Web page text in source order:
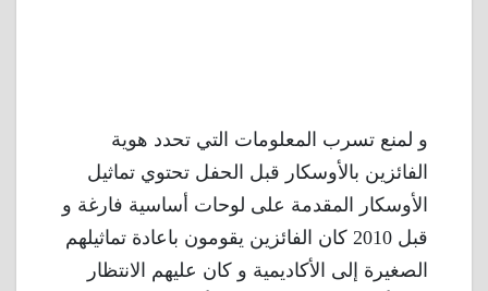
و لمنع تسرب المعلومات التي تحدد هوية
الفائزين بالأوسكار قبل الحفل تحتوي تماثيل
الأوسكار المقدمة على لوحات أساسية فارغة و
قبل 2010 كان الفائزين يقومون باعادة تماثيلهم
الصغيرة إلى الأكاديمية و كان عليهم الانتظار